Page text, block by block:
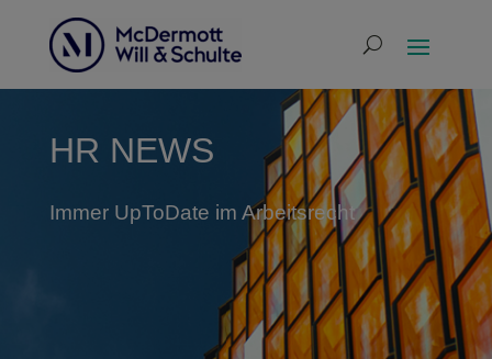
HR NEWS
Immer UpToDate im Arbeitsrecht